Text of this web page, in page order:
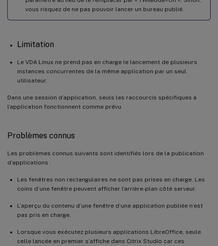
vous risquez de ne pas pouvoir lancer un bureau publié.
Limitation
Le VDA Linux ne prend pas en charge le lancement de plusieurs
instances concurrentes de la même application par un seul
utilisateur.
Dans une session d’application, seuls les raccourcis spécifiques à
l’application fonctionnent comme prévu.
Problèmes connus
Les problèmes connus suivants sont identifiés lors de la publication
d’applications :
Les fenêtres non rectangulaires ne sont pas prises en charge. Les
coins d’une fenêtre peuvent afficher l’arrière-plan côté serveur.
L’aperçu du contenu d’une fenêtre d’une application publiée n’est
pas pris en charge.
Lorsque vous exécutez plusieurs applications LibreOffice, seule
celle lancée en premier s’affiche dans Citrix Studio car ces